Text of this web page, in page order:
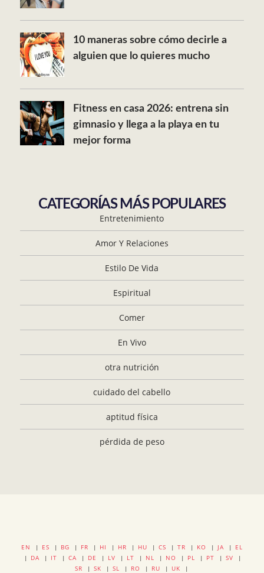
10 maneras sobre cómo decirle a
alguien que lo quieres mucho
Fitness en casa 2026: entrena sin
gimnasio y llega a la playa en tu
mejor forma
CATEGORÍAS MÁS POPULARES
Entretenimiento
Amor Y Relaciones
Estilo De Vida
Espiritual
Comer
En Vivo
otra nutrición
cuidado del cabello
aptitud física
pérdida de peso
EN | ES | BG | FR | HI | HR | HU | CS | TR | KO | JA | EL
| DA | IT | CA | DE | LV | LT | NL | NO | PL | PT | SV |
SR | SK | SL | RO | RU | UK |